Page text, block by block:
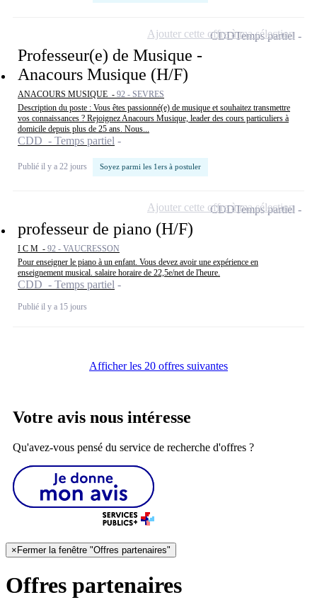
Professeur(e) de Musique -
Anacours Musique (H/F)
ANACOURS MUSIQUE - 92 - SEVRES
Description du poste : Vous êtes passionné(e) de musique et souhaitez transmettre
vos connaissances ? Rejoignez Anacours Musique, leader des cours particuliers à
domicile depuis plus de 25 ans. Nous...
CDD - Temps partiel
Publié il y a 22 jours Soyez parmi les 1ers à postuler
CDDTemps partiel
Ajouter cette offre à ma sélection
professeur de piano (H/F)
I C M - 92 - VAUCRESSON
Pour enseigner le piano à un enfant. Vous devez avoir une expérience en
enseignement musical. salaire horaire de 22,5e/net de l'heure.
CDD - Temps partiel
Publié il y a 15 jours
CDDTemps partiel
Ajouter cette offre à ma sélection
Afficher les 20 offres suivantes
Votre avis nous intéresse
Qu'avez-vous pensé du service de recherche d'offres ?
×Fermer la fenêtre "Offres partenaires"
Offres partenaires